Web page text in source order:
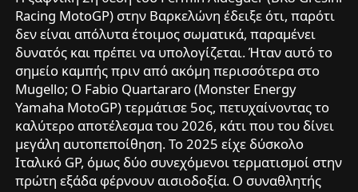
Racing MotoGP) στην Βαρκελώνη έδειξε ότι, παρότι
δεν είναι απόλυτα έτοιμος σωματικά, παραμένει
δυνατός και πρέπει να υπολογίζεται. Ήταν αυτό το
σημείο καμπής πριν από ακόμη περισσότερα στο
Mugello; Ο Fabio Quartararo (Monster Energy
Yamaha MotoGP) τερμάτισε 5ος, πετυχαίνοντας το
καλύτερο αποτέλεσμα του 2026, κάτι που του δίνει
μεγάλη αυτοπεποίθηση. Το 2025 είχε δύσκολο
Ιταλικό GP, όμως δύο συνεχόμενοι τερματισμοί στην
πρώτη εξάδα φέρνουν αισιοδοξία. Ο συναθλητής